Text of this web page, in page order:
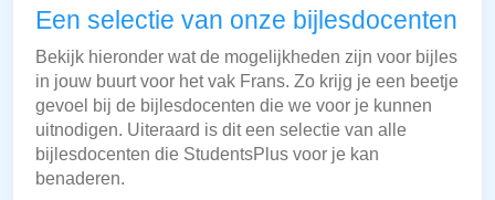
Een selectie van onze bijlesdocenten
Bekijk hieronder wat de mogelijkheden zijn voor bijles
in jouw buurt voor het vak Frans. Zo krijg je een beetje
gevoel bij de bijlesdocenten die we voor je kunnen
uitnodigen. Uiteraard is dit een selectie van alle
bijlesdocenten die StudentsPlus voor je kan
benaderen.